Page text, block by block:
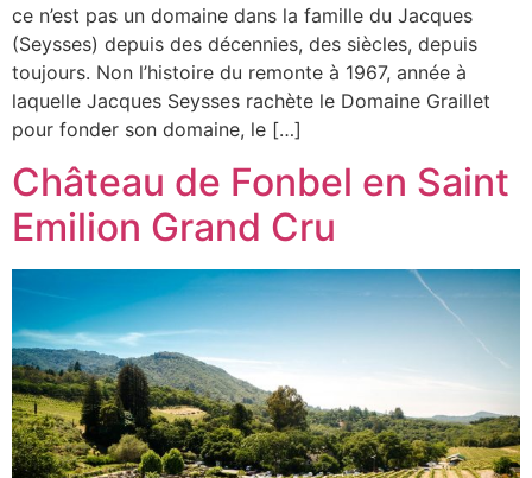
ce n’est pas un domaine dans la famille du Jacques
(Seysses) depuis des décennies, des siècles, depuis
toujours. Non l’histoire du remonte à 1967, année à
laquelle Jacques Seysses rachète le Domaine Graillet
pour fonder son domaine, le […]
Château de Fonbel en Saint
Emilion Grand Cru